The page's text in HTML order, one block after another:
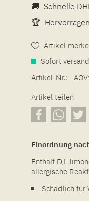
🚚 Schnelle
🏆
Artikel
Sofort
Artikel-Nr.:
Artikel teilen
Einordnung
Enthält D,L-
allergische
Schädlich für